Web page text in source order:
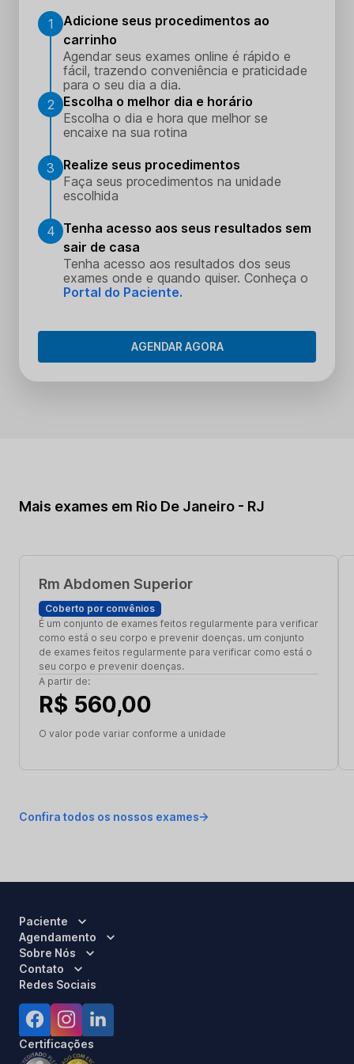
1
Adicione seus procedimentos ao
carrinho
Agendar seus exames online é rápido e
fácil, trazendo conveniência e praticidade
para o seu dia a dia.
2
Escolha o melhor dia e horário
Escolha o dia e hora que melhor se
encaixe na sua rotina
3
Realize seus procedimentos
Faça seus procedimentos na unidade
escolhida
4 Tenha acesso aos seus resultados sem
sair de casa
Tenha acesso aos resultados dos seus
exames onde e quando quiser. Conheça o
Portal do Paciente.
AGENDAR AGORA
Mais exames em Rio De Janeiro - RJ
Rm Abdomen Superior
Coberto por convênios
É um conjunto de exames feitos regularmente para verificar
como está o seu corpo e prevenir doenças. um conjunto
de exames feitos regularmente para verificar como está o
seu corpo e prevenir doenças.
A partir de:
R$ 560,00
O valor pode variar conforme a unidade
Confira todos os nossos exames
Paciente
Agendamento
Sobre Nós
Contato
Redes Sociais
Certificações